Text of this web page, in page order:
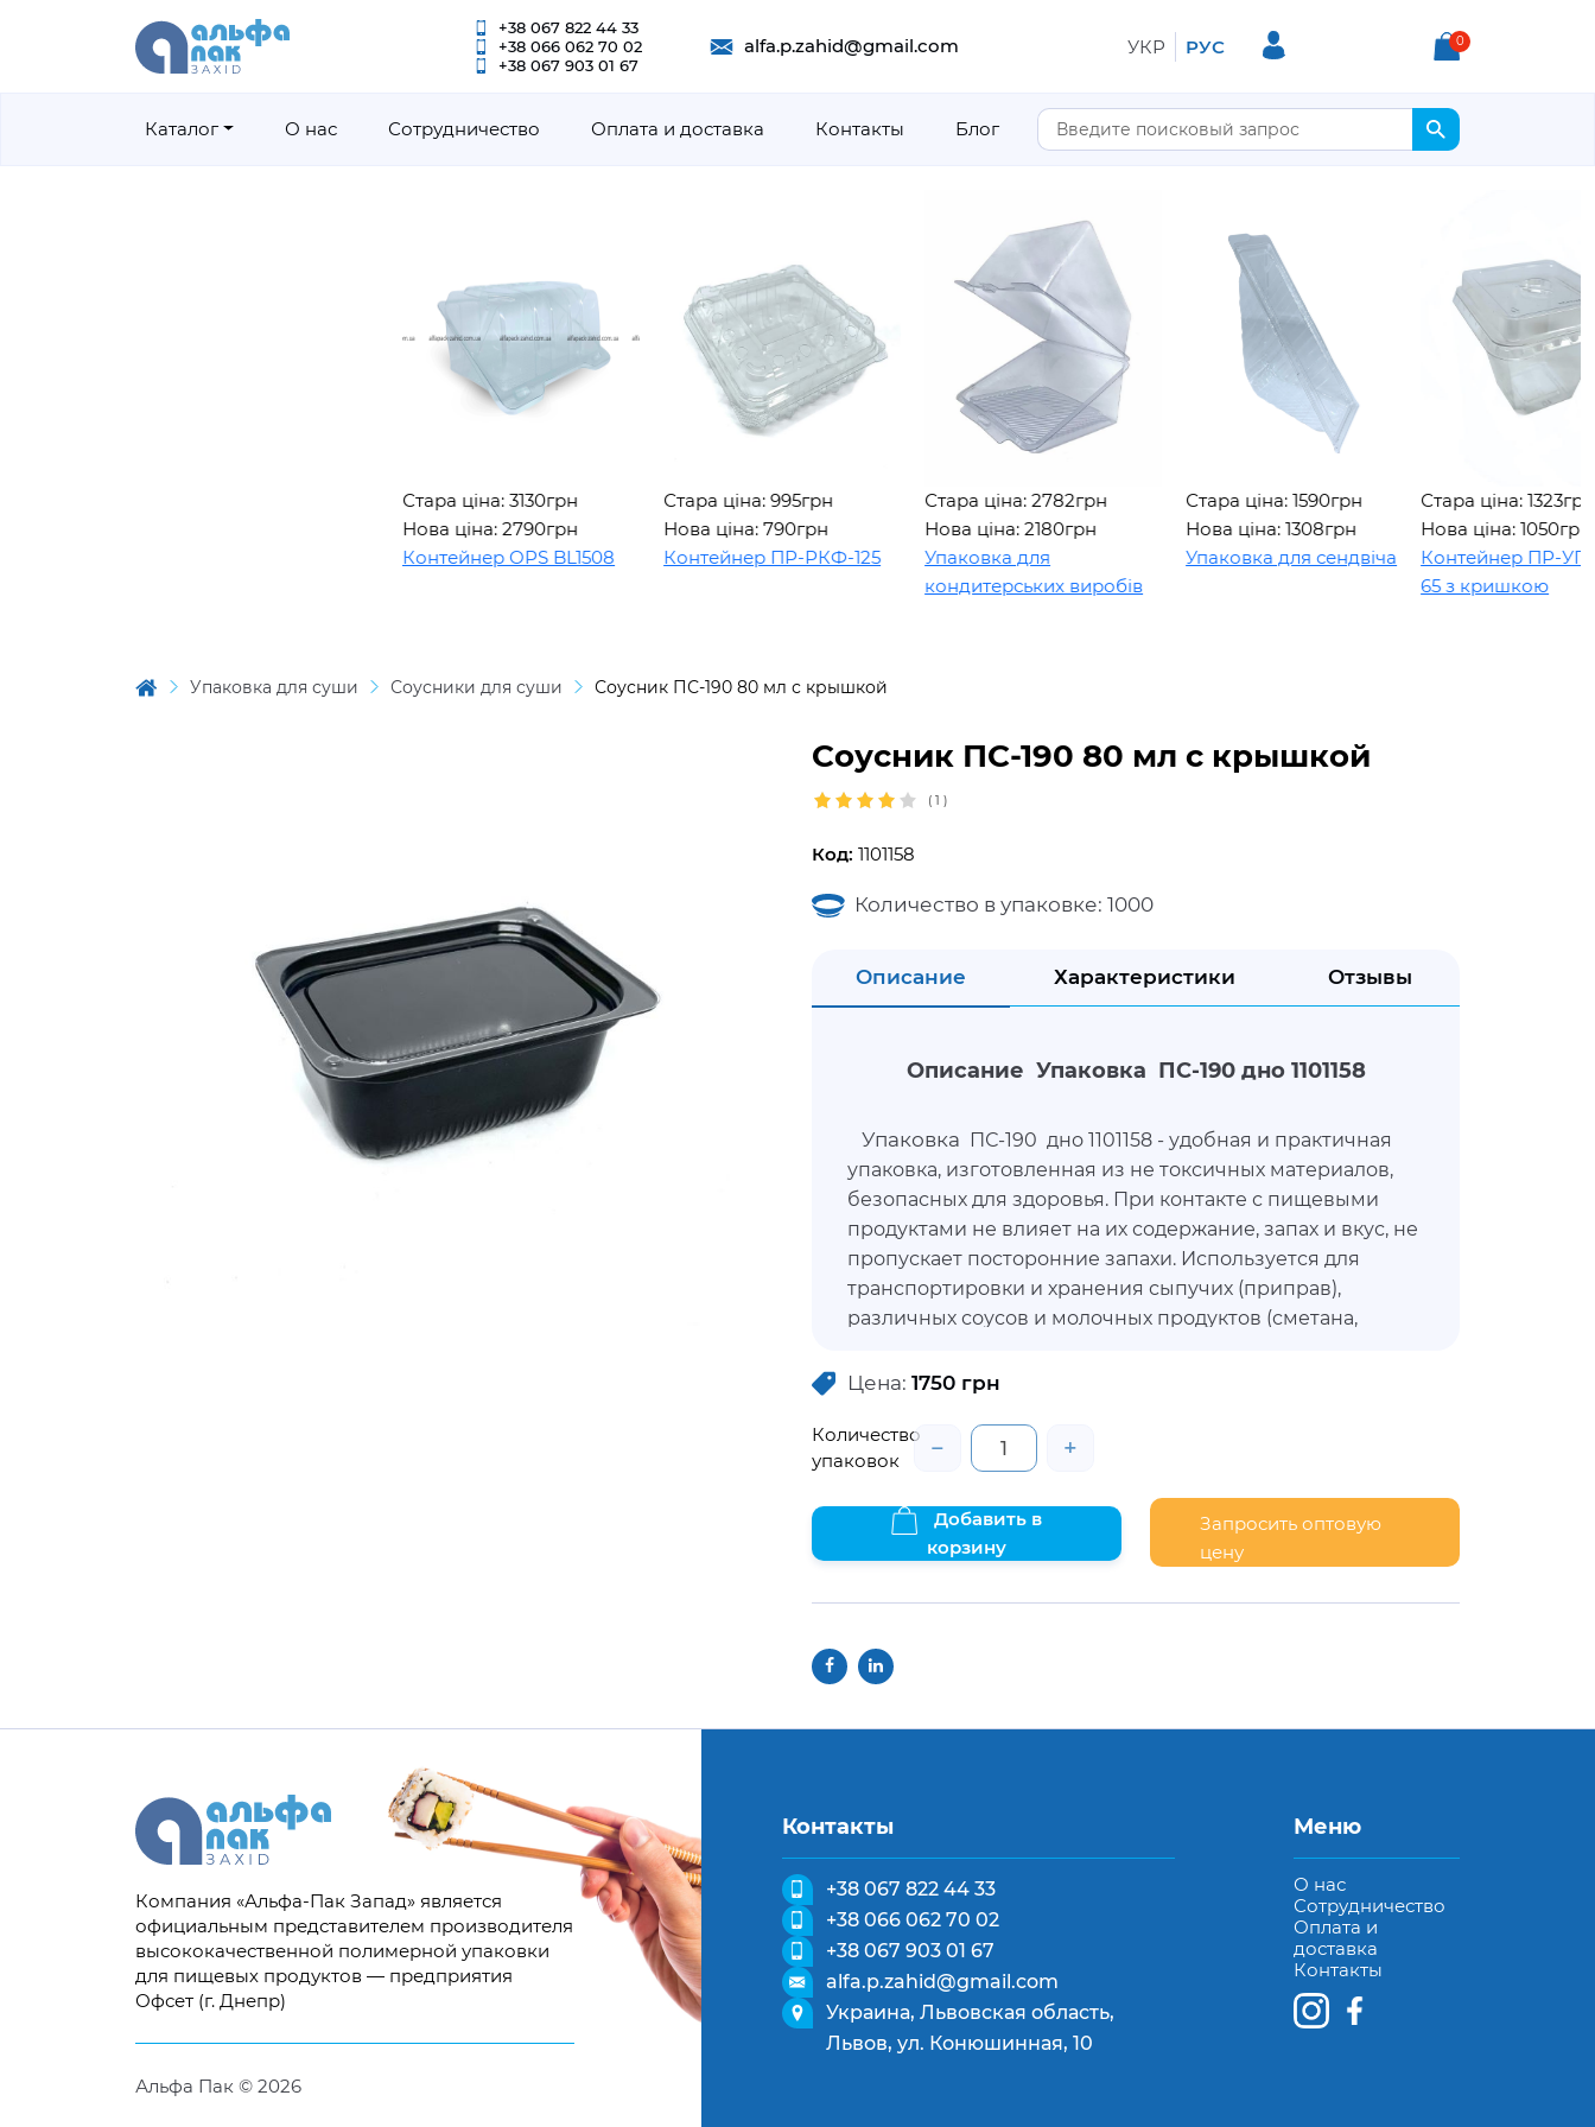
+38 067 822 44 33
+38 066 062 70 02
+38 067 903 01 67
alfa.p.zahid@gmail.com УКР РУС 0
Каталог О нас Сотрудничество Оплата и доставка Контакты Блог
Стара ціна: 3130грн
Нова ціна: 2790грн
Контейнер OPS BL1508
Стара ціна: 995грн
Нова ціна: 790грн
Контейнер ПР-РКФ-125
Стара ціна: 2782грн
Нова ціна: 2180грн
Упаковка для
кондитерських виробів
Стара ціна: 1590грн
Нова ціна: 1308грн
Упаковка для сендвіча
Стара ціна: 1323грн
Нова ціна: 1050грн
Контейнер ПР-УП-109
65 з кришкою
Упаковка для суши Соусники для суши Соусник ПС-190 80 мл с крышкой
Соусник ПС-190 80 мл с крышкой
( 1 )
Код: 1101158
Количество в упаковке: 1000
Описание Характеристики Отзывы
Описание Упаковка ПС-190 дно 1101158
Упаковка ПС-190 дно 1101158 - удобная и практичная
упаковка, изготовленная из не токсичных материалов,
безопасных для здоровья. При контакте с пищевыми
продуктами не влияет на их содержание, запах и вкус, не
пропускает посторонние запахи. Используется для
транспортировки и хранения сыпучих (приправ),
различных соусов и молочных продуктов (сметана,
позволит продуктам не утратить внешнюю
Данный контейнер не имеет в комплектации крышку, но
ее можно приобрести отдельно – ПС-19
Цена: 1750 грн
Количество
упаковок
− +
Добавить в
корзину
Запросить оптовую
цену
Контакты
+38 067 822 44 33
+38 066 062 70 02
+38 067 903 01 67
alfa.p.zahid@gmail.com
Украина, Львовская область,
Львов, ул. Конюшинная, 10
Меню
О нас
Сотрудничество
Оплата и
доставка
Контакты
Компания «Альфа-Пак Запад» является
официальным представителем производителя
высококачественной полимерной упаковки
для пищевых продуктов — предприятия
Офсет (г. Днепр)
Альфа Пак © 2026